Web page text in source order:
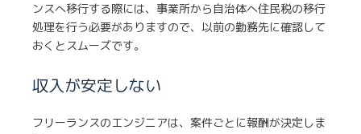
ンスへ移行する際には、事業所から自治体へ住民税の移行
処理を行う必要がありますので、以前の勤務先に確認して
おくとスムーズです。
収入が安定しない
フリーランスのエンジニアは、案件ごとに報酬が決定しま